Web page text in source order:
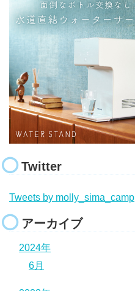
Twitter
Tweets by molly_sima_camp
アーカイブ
2024年
6月